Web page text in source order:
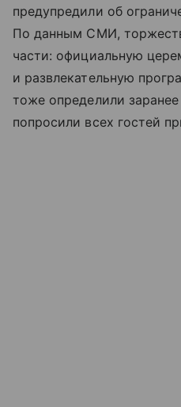
предупредили об
По данным СМИ,
части: официальную
и развлекательную
тоже определили
попросили всех гостей